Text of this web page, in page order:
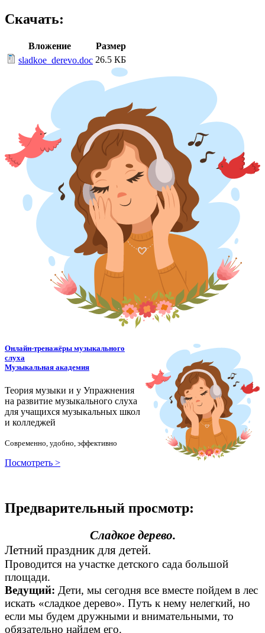
Скачать:
Вложение
Размер
sladkoe_derevo.doc 26.5 КБ
Онлайн-тренажёры музыкального
слуха
Музыкальная академия
Теория музыки и у Упражнения
на развитие музыкального слуха
для учащихся музыкальных школ
и колледжей
Современно, удобно, эффективно
Посмотреть >
Предварительный просмотр:
Сладкое дерево.
Летний праздник для детей.
Проводится на участке детского сада большой
площади.
Ведущий: Дети, мы сегодня все вместе пойдем в лес
искать «сладкое дерево». Путь к нему нелегкий, но
если мы будем дружными и внимательными, то
обязательно найдем его.